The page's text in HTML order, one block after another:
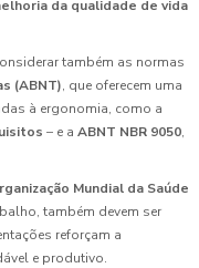
da qualidade de vida
também as normas
(ABNT), que oferecem uma
à ergonomia, como a
– e a ABNT NBR 9050,
Mundial da Saúde
também devem ser
reforçam a
e produtivo.